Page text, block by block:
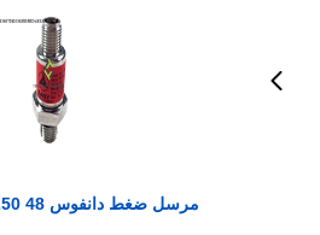
مرسل ضغط دانفوس MBS1250 48 مم * 22 مم * 22 مم